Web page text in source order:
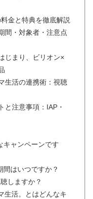
金と特典を徹底解説
間・対象者・注意点
じまり、ビリオン×
生活の連携術：視聴
と注意事項：IAP・
キャンペーンです
間はいつですか？
しますか？
生活。とはどんなキ